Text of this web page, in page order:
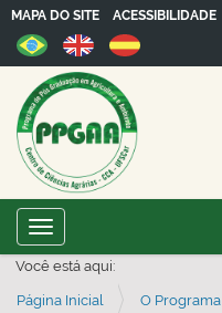
MAPA DO SITE ACESSIBILIDADE
Toggle navigation
Você está aqui:
Página Inicial O Programa